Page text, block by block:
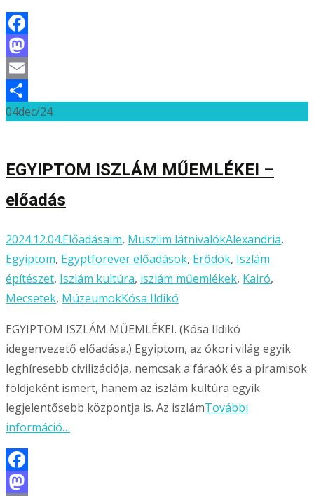
Facebook
Mastodon
Email
Ossza
04dec/24
EGYIPTOM ISZLÁM MŰEMLÉKEI –
előadás
2024.12.04.Előadásaim, Muszlim látnivalókAlexandria,
Egyiptom, Egyptforever előadások, Erődök, Iszlám
építészet, Iszlám kultúra, iszlám műemlékek, Kairó,
Mecsetek, MúzeumokKósa Ildikó
EGYIPTOM ISZLÁM MŰEMLÉKEI. (Kósa Ildikó
idegenvezető előadása.) Egyiptom, az ókori világ egyik
leghíresebb civilizációja, nemcsak a fáraók és a piramisok
földjeként ismert, hanem az iszlám kultúra egyik
legjelentősebb központja is. Az iszlámTovábbi
információ…
Facebook